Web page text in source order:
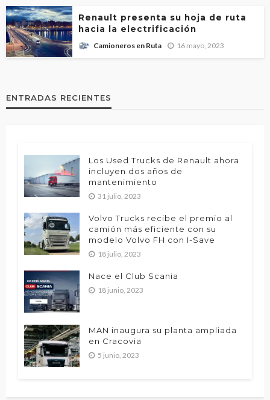
Renault presenta su hoja de ruta
hacia la electrificación
Camioneros en Ruta 16 mayo, 2023
ENTRADAS RECIENTES
Los Used Trucks de Renault ahora
incluyen dos años de
mantenimiento
31 julio, 2023
Volvo Trucks recibe el premio al
camión más eficiente con su
modelo Volvo FH con I-Save
18 julio, 2023
Nace el Club Scania
18 junio, 2023
MAN inaugura su planta ampliada
en Cracovia
5 junio, 2023